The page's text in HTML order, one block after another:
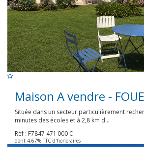
Maison A vendre -
Située dans un secteur particulièrement
minutes des écoles et à 2,8 km d...
Rèf : F7847 471 000 €
dont 4.67% TTC d'honoraires